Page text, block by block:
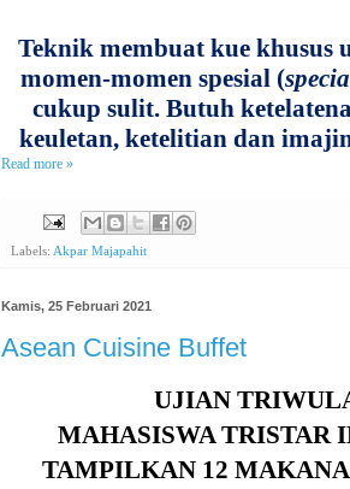
Teknik membuat kue khusus
momen-momen spesial (
cukup sulit. Butuh
keuletan, ketelitian dan
Read more »
Labels: Akpar Majapahit
Kamis, 25 Februari 2021
Asean Cuisine Buffet
UJIAN
MAHASISWA TRISTAR
TAMPILKAN 12